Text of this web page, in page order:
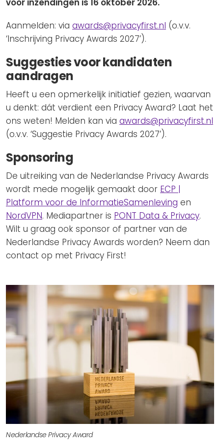
voor inzendingen is 16 oktober 2026.
Aanmelden: via awards@privacyfirst.nl (o.v.v.
‘Inschrijving Privacy Awards 2027’).
Suggesties voor kandidaten
aandragen
Heeft u een opmerkelijk initiatief gezien, waarvan
u denkt: dát verdient een Privacy Award? Laat het
ons weten! Melden kan via awards@privacyfirst.nl
(o.v.v. ‘Suggestie Privacy Awards 2027’).
Sponsoring
De uitreiking van de Nederlandse Privacy Awards
wordt mede mogelijk gemaakt door ECP |
Platform voor de InformatieSamenleving en
NordVPN. Mediapartner is PONT Data & Privacy.
Wilt u graag ook sponsor of partner van de
Nederlandse Privacy Awards worden? Neem dan
contact op met Privacy First!
Nederlandse Privacy Award